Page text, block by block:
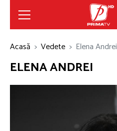
Acasă Vedete Elena Andrei
ELENA ANDREI